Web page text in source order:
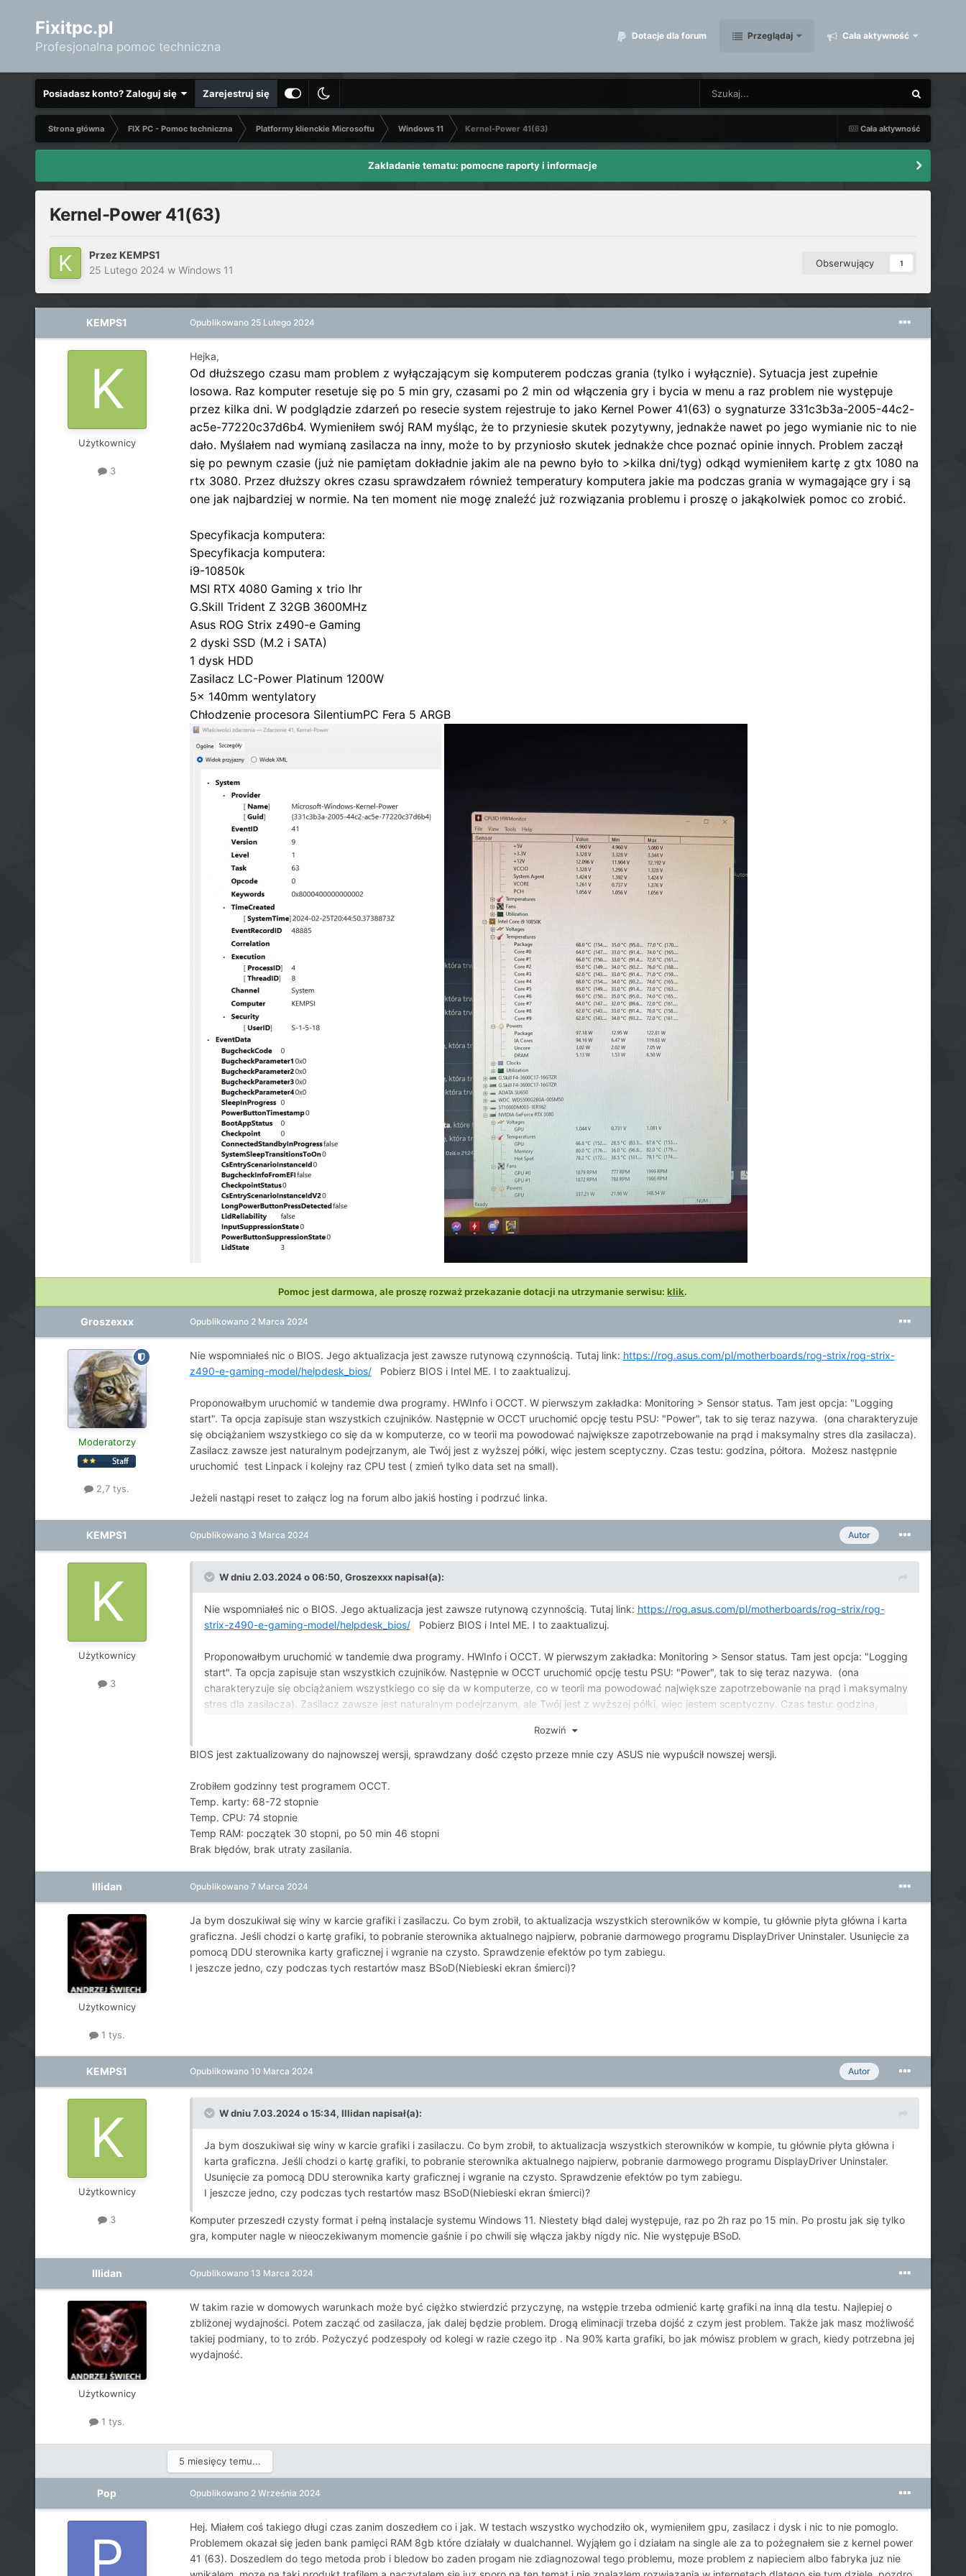
Fixitpc.pl
Profesjonalna pomoc techniczna
Dotacje dla forum Przeglądaj Cała aktywność
Posiadasz konto? Zaloguj się Zarejestruj się
Cała aktywność
Strona główna FIX PC - Pomoc techniczna Platformy klienckie Microsoftu Windows 11 Kernel-Power 41(63)
Zakładanie tematu: pomocne raporty i informacje
Kernel-Power 41(63)
Przez KEMPS1
25 Lutego 2024 w Windows 11
Obserwujący 1
KEMPS1
Użytkownicy
3
Opublikowano 25 Lutego 2024
Hejka,
Od dłuższego czasu mam problem z wyłączającym się komputerem podczas grania (tylko i wyłącznie). Sytuacja jest zupełnie
losowa. Raz komputer resetuje się po 5 min gry, czasami po 2 min od włączenia gry i bycia w menu a raz problem nie występuje
przez kilka dni. W podglądzie zdarzeń po resecie system rejestruje to jako Kernel Power 41(63) o sygnaturze 331c3b3a-2005-44c2-
ac5e-77220c37d6b4. Wymieniłem swój RAM myśląc, że to przyniesie skutek pozytywny, jednakże nawet po jego wymianie nic to nie
dało. Myślałem nad wymianą zasilacza na inny, może to by przyniosło skutek jednakże chce poznać opinie innych. Problem zaczął
się po pewnym czasie (już nie pamiętam dokładnie jakim ale na pewno było to >kilka dni/tyg) odkąd wymieniłem kartę z gtx 1080 na
rtx 3080. Przez dłuższy okres czasu sprawdzałem również temperatury komputera jakie ma podczas grania w wymagające gry i są
one jak najbardziej w normie. Na ten moment nie mogę znaleźć już rozwiązania problemu i proszę o jakąkolwiek pomoc co zrobić.
Specyfikacja komputera:
Specyfikacja komputera:
i9-10850k
MSI RTX 4080 Gaming x trio lhr
G.Skill Trident Z 32GB 3600MHz
Asus ROG Strix z490-e Gaming
2 dyski SSD (M.2 i SATA)
1 dysk HDD
Zasilacz LC-Power Platinum 1200W
5x 140mm wentylatory
Chłodzenie procesora SilentiumPC Fera 5 ARGB
Pomoc jest darmowa, ale proszę rozważ przekazanie dotacji na utrzymanie serwisu:klik.
Groszexxx
Moderatorzy
2,7 tys.
Opublikowano 2 Marca 2024
Nie wspomniałeś nic o BIOS. Jego aktualizacja jest zawsze rutynową czynnością. Tutaj link: https://rog.asus.com/pl/motherboards/rog-strix/rog-strix-
z490-e-gaming-model/helpdesk_bios/Pobierz BIOS i Intel ME. I to zaaktualizuj.
Proponowałbym uruchomić w tandemie dwa programy. HWInfo i OCCT. W pierwszym zakładka: Monitoring > Sensor status. Tam jest opcja: "Logging
start". Ta opcja zapisuje stan wszystkich czujników. Następnie w OCCT uruchomić opcję testu PSU: "Power", tak to się teraz nazywa. (ona charakteryzuje
się obciążaniem wszystkiego co się da w komputerze, co w teorii ma powodować największe zapotrzebowanie na prąd i maksymalny stres dla zasilacza).
Zasilacz zawsze jest naturalnym podejrzanym, ale Twój jest z wyższej półki, więc jestem sceptyczny. Czas testu: godzina, półtora. Możesz następnie
uruchomić test Linpack i kolejny raz CPU test ( zmień tylko data set na small).
Jeżeli nastąpi reset to załącz log na forum albo jakiś hosting i podrzuć linka.
KEMPS1
Użytkownicy
3
Autor
Opublikowano 3 Marca 2024
W dniu 2.03.2024 o 06:50, Groszexxxnapisał(a):
Nie wspomniałeś nic o BIOS. Jego aktualizacja jest zawsze rutynową czynnością. Tutaj link: https://rog.asus.com/pl/motherboards/rog-strix/rog-
strix-z490-e-gaming-model/helpdesk_bios/Pobierz BIOS i Intel ME. I to zaaktualizuj.
Proponowałbym uruchomić w tandemie dwa programy. HWInfo i OCCT. W pierwszym zakładka: Monitoring > Sensor status. Tam jest opcja: "Logging
start". Ta opcja zapisuje stan wszystkich czujników. Następnie w OCCT uruchomić opcję testu PSU: "Power", tak to się teraz nazywa. (ona
charakteryzuje się obciążaniem wszystkiego co się da w komputerze, co w teorii ma powodować największe zapotrzebowanie na prąd i maksymalny
stres dla zasilacza). Zasilacz zawsze jest naturalnym podejrzanym, ale Twój jest z wyższej półki, więc jestem sceptyczny. Czas testu: godzina,
Jeżeli nastąpi reset to załącz log na forum albo jakiś hosting i podrzuć linka.
Rozwiń
BIOS jest zaktualizowany do najnowszej wersji, sprawdzany dość często przeze mnie czy ASUS nie wypuścił nowszej wersji.
Zrobiłem godzinny test programem OCCT.
Temp. karty: 68-72 stopnie
Temp. CPU: 74 stopnie
Temp RAM: początek 30 stopni, po 50 min 46 stopni
Brak błędów, brak utraty zasilania.
Illidan
Użytkownicy
1 tys.
Opublikowano 7 Marca 2024
Ja bym doszukiwał się winy w karcie grafiki i zasilaczu. Co bym zrobił, to aktualizacja wszystkich sterowników w kompie, tu głównie płyta główna i karta
graficzna. Jeśli chodzi o kartę grafiki, to pobranie sterownika aktualnego najpierw, pobranie darmowego programu DisplayDriver Uninstaler. Usunięcie za
pomocą DDU sterownika karty graficznej i wgranie na czysto. Sprawdzenie efektów po tym zabiegu.
I jeszcze jedno, czy podczas tych restartów masz BSoD(Niebieski ekran śmierci)?
KEMPS1
Użytkownicy
3
Autor
Opublikowano 10 Marca 2024
W dniu 7.03.2024 o 15:34, Illidannapisał(a):
Ja bym doszukiwał się winy w karcie grafiki i zasilaczu. Co bym zrobił, to aktualizacja wszystkich sterowników w kompie, tu głównie płyta główna i
karta graficzna. Jeśli chodzi o kartę grafiki, to pobranie sterownika aktualnego najpierw, pobranie darmowego programu DisplayDriver Uninstaler.
Usunięcie za pomocą DDU sterownika karty graficznej i wgranie na czysto. Sprawdzenie efektów po tym zabiegu.
I jeszcze jedno, czy podczas tych restartów masz BSoD(Niebieski ekran śmierci)?
Komputer przeszedł czysty format i pełną instalacje systemu Windows 11. Niestety błąd dalej występuje, raz po 2h raz po 15 min. Po prostu jak się tylko
gra, komputer nagle w nieoczekiwanym momencie gaśnie i po chwili się włącza jakby nigdy nic. Nie występuje BSoD.
Illidan
Użytkownicy
1 tys.
Opublikowano 13 Marca 2024
W takim razie w domowych warunkach może być ciężko stwierdzić przyczynę, na wstępie trzeba odmienić kartę grafiki na inną dla testu. Najlepiej o
zbliżonej wydajności. Potem zacząć od zasilacza, jak dalej będzie problem. Drogą eliminacji trzeba dojść z czym jest problem. Także jak masz możliwość
takiej podmiany, to to zrób. Pożyczyć podzespoły od kolegi w razie czego itp . Na 90% karta grafiki, bo jak mówisz problem w grach, kiedy potrzebna jej
wydajność.
5 miesięcy temu...
Pop Opublikowano 2 Września 2024
Hej. Miałem coś takiego długi czas zanim doszedłem co i jak. W testach wszystko wychodziło ok, wymieniłem gpu, zasilacz i dysk i nic to nie pomoglo.
Problemem okazał się jeden bank pamięci RAM 8gb które działały w dualchannel. Wyjąłem go i działam na single ale za to pożegnałem sie z kernel power
41 (63). Doszedlem do tego metoda prob i bledow bo zaden progam nie zdiagnozowal tego problemu, moze problem z napieciem albo fabryka juz nie